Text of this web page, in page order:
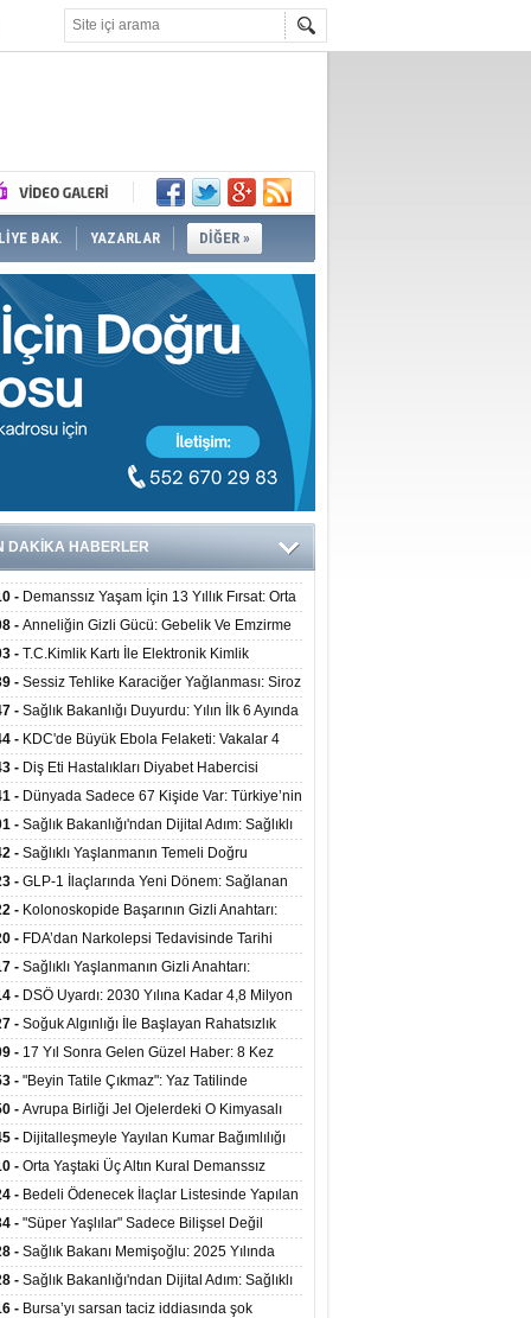
BAK. YAZARLAR DİĞER »
DAKİKA HABERLER
- Demanssız Yaşam İçin 13 Yıllık Fırsat: Orta
Yaşam Tarzı Beyin Sağlığını Belirliyor
- Anneliğin Gizli Gücü: Gebelik Ve Emzirme
Dayanıklılığı Artırabilir Mi?
- T.C.Kimlik Kartı İle Elektronik Kimlik
Yöntemi (Biyometrik Kimlik Doğrulama
07.08.2026
- Sessiz Tehlike Karaciğer Yağlanması: Siroz
Krizine Davetiye Çıkarıyor!
- Sağlık Bakanlığı Duyurdu: Yılın İlk 6 Ayında
Fazla Hasta Hiperbarik Oksijen Tedavisi
- KDC'de Büyük Ebola Felaketi: Vakalar 4
Virüste Mutasyon Şüphesi!
- Diş Eti Hastalıkları Diyabet Habercisi
Ağız Sağlığı Ve Şeker Arasındaki Çift Yönlü
- Dünyada Sadece 67 Kişide Var: Türkiye’nin
Sendromu Vakası Diyarbakır’da
Edildi
- Sağlık Bakanlığı'ndan Dijital Adım: Sağlıklı
Merkezlerinde Uzaktan Danışmanlık Dönemi
- Sağlıklı Yaşlanmanın Temeli Doğru
Geçiyor: İleri Yaşta Hangi Besin
İhtiyaç Duyuluyor?
- GLP-1 İlaçlarında Yeni Dönem: Sağlanan
Yalnızca Kilo Kaybıyla Sınırlı Değil
- Kolonoskopide Başarının Gizli Anahtarı:
Bağırsak Temizliği Poliplerin Gözden
Neden Oluyor
- FDA’dan Narkolepsi Tedavisinde Tarihi
Oreksin Sistemini Hedefleyen İlk İlaç
Sunuldu
- Sağlıklı Yaşlanmanın Gizli Anahtarı:
Kuvvet Antrenmanı Kas Ve Kemik Sağlığını
- DSÖ Uyardı: 2030 Yılına Kadar 4,8 Milyon
ve Ebe Açığı Oluşabilir
- Soğuk Algınlığı İle Başlayan Rahatsızlık
Yetmezliği Çıktı: 17 Yıl Sonra Nakille
Tutundu
- 17 Yıl Sonra Gelen Güzel Haber: 8 Kez
Hastaya 9'uncu Çağrıda Nakil Yapıldı
- "Beyin Tatile Çıkmaz": Yaz Tatilinde
Yüzde 39'u Unutulabiliyor
- Avrupa Birliği Jel Ojelerdeki O Kimyasalı
Kısırlık ve Alerji Riski Uyarısı
- Dijitalleşmeyle Yayılan Kumar Bağımlılığı
ve Aileyi Yıkıma Uğratıyor
- Orta Yaştaki Üç Altın Kural Demanssız
13 Yıl Uzatabiliyor
- Bedeli Ödenecek İlaçlar Listesinde Yapılan
Hakkında Duyuru 2026/30
- "Süper Yaşlılar" Sadece Bilişsel Değil
Olarak da Daha Sağlıklı Yaşıyor
- Sağlık Bakanı Memişoğlu: 2025 Yılında
Aşkın Kişiye Emzirme Eğitimi Verildi
- Sağlık Bakanlığı'ndan Dijital Adım: Sağlıklı
Merkezlerinde Uzaktan Sağlık Hizmeti
- Bursa’yı sarsan taciz iddiasında şok